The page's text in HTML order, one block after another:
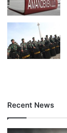
Recent News